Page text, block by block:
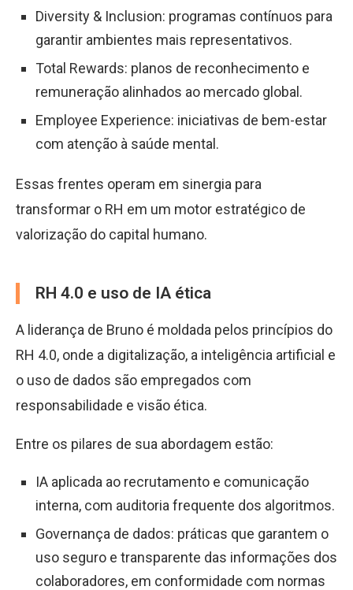
Diversity & Inclusion: programas contínuos para
garantir ambientes mais representativos.
Total Rewards: planos de reconhecimento e
remuneração alinhados ao mercado global.
Employee Experience: iniciativas de bem-estar
com atenção à saúde mental.
Essas frentes operam em sinergia para
transformar o RH em um motor estratégico de
valorização do capital humano.
RH 4.0 e uso de IA ética
A liderança de Bruno é moldada pelos princípios do
RH 4.0, onde a digitalização, a inteligência artificial e
o uso de dados são empregados com
responsabilidade e visão ética.
Entre os pilares de sua abordagem estão:
IA aplicada ao recrutamento e comunicação
interna, com auditoria frequente dos algoritmos.
Governança de dados: práticas que garantem o
uso seguro e transparente das informações dos
colaboradores, em conformidade com normas